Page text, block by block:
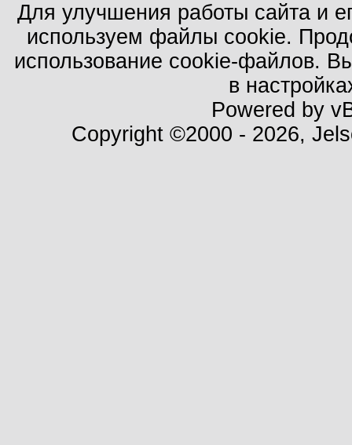
Для улучшения работы сайта и
используем файлы cookie.
использование cookie-файлов.
в
Powered by
Copyright ©2000 - 2026,